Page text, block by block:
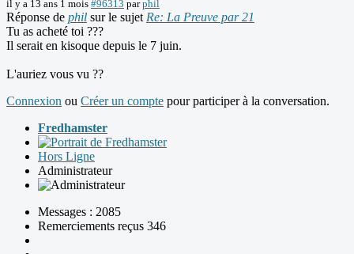
il y a 13 ans 1 mois #96313 parphil
Réponse de phil sur le sujet Re: La Preuve par 21
Tu as acheté toi ???
Il serait en kisoque depuis le 7 juin.
L'auriez vous vu ??
Connexion ou Créer un compte pour participer à la conversation.
Fredhamster
Hors Ligne
Administrateur
Messages : 2085
Remerciements reçus 346